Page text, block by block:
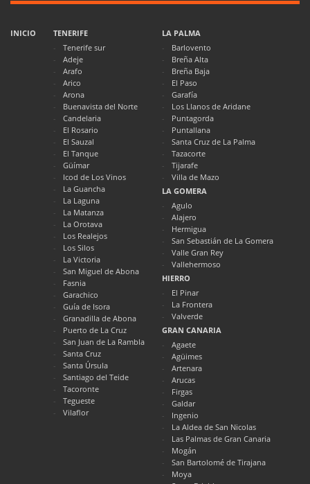
INICIO
TENERIFE
Tenerife sur
Adeje
Arafo
Arico
Arona
Buenavista del Norte
Candelaria
El Rosario
El Sauzal
El Tanque
Güímar
Icod de Los Vinos
La Guancha
La Laguna
La Matanza
La Orotava
Los Realejos
Los Silos
La Victoria
San Miguel de Abona
Fasnia
Garachico
Guía de Isora
Granadilla de Abona
Puerto de La Cruz
San Juan de La Rambla
Santa Cruz
Santa Úrsula
Santiago del Teide
Tacoronte
Tegueste
Vilaflor
LA PALMA
Barlovento
Breña Alta
Breña Baja
El Paso
Garafía
Los Llanos de Aridane
Puntagorda
Puntallana
Santa Cruz de La Palma
Tazacorte
Tijarafe
Villa de Mazo
LA GOMERA
Agulo
Alajero
Hermigua
San Sebastián de La Gomera
Valle Gran Rey
Vallehermoso
HIERRO
El Pinar
La Frontera
Valverde
GRAN CANARIA
Agaete
Agüimes
Artenara
Arucas
Firgas
Galdar
Ingenio
La Aldea de San Nicolas
Las Palmas de Gran Canaria
Mogán
San Bartolomé de Tirajana
Moya